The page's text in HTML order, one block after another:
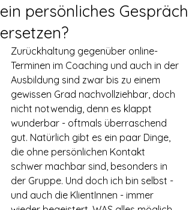
ein persönliches Gespräch
ersetzen?
Zurückhaltung gegenüber online-
Terminen im Coaching und auch in der
Ausbildung sind zwar bis zu einem
gewissen Grad nachvollziehbar, doch
nicht notwendig, denn es klappt
wunderbar - oftmals überraschend
gut. Natürlich gibt es ein paar Dinge,
die ohne persönlichen Kontakt
schwer machbar sind, besonders in
der Gruppe. Und doch ich bin selbst -
und auch die KlientInnen - immer